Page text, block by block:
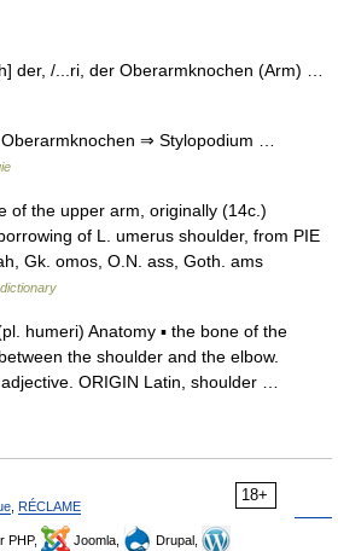
der, /...ri, der Oberarmknochen (Arm) …
⇒ Stylopodium …
of the upper arm, originally (14c.)
of L. umerus shoulder, from PIE
Gk. omos, O.N. ass, Goth. ams
humeri) Anatomy ▪ the bone of the
the shoulder and the elbow.
adjective. ORIGIN Latin, shoulder …
18+
RÉCLAME
PHP, Joomla,
Drupal,